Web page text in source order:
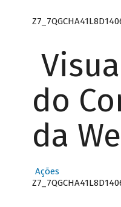
do
da
Ações